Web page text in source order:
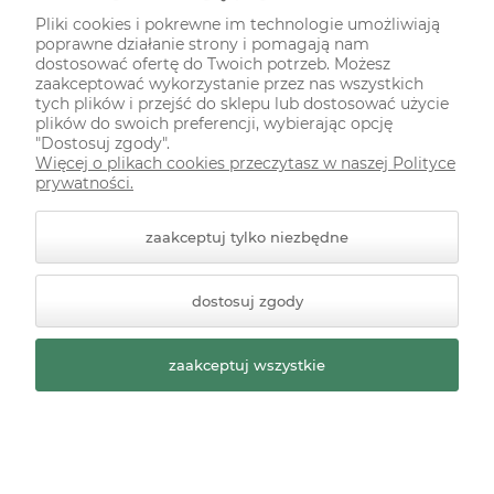
ODWIEDŹ NAS NA
Styl graficzny ShopGadget.pl
Sklep internetowy Shoper
Premium
Pliki cookies i pokrewne im technologie umożliwiają
poprawne działanie strony i pomagają nam
dostosować ofertę do Twoich potrzeb. Możesz
zaakceptować wykorzystanie przez nas wszystkich
tych plików i przejść do sklepu lub dostosować użycie
plików do swoich preferencji, wybierając opcję
"Dostosuj zgody".
Więcej o plikach cookies przeczytasz w naszej Polityce
prywatności.
zaakceptuj tylko niezbędne
dostosuj zgody
zaakceptuj wszystkie